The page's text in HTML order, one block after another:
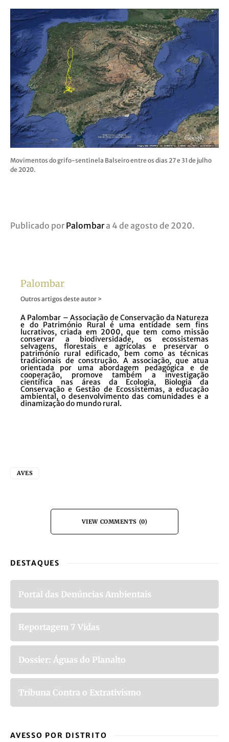
Movimentos do grifo-sentinela Balseiro entre os dias 27 e 31 de julho
de 2020.
Publicado por Palombara 4 de agosto de 2020.
Palombar
Outros artigos deste autor >
A Palombar – Associação de Conservação da Natureza
e do Património Rural é uma entidade sem fins
lucrativos, criada em 2000, que tem como missão
conservar a biodiversidade, os ecossistemas
selvagens, florestais e agrícolas e preservar o
património rural edificado, bem como as técnicas
tradicionais de construção. A associação, que atua
orientada por uma abordagem pedagógica e de
cooperação, promove também a investigação
científica nas áreas da Ecologia, Biologia da
Conservação e Gestão de Ecossistemas, a educação
ambiental, o desenvolvimento das comunidades e a
dinamização do mundo rural.
AVES
VIEW COMMENTS (0)
DESTAQUES
Portal das Denúncias Ambientais
Reportagem 7 Vidas
Dossier: Águas do Planalto
Tribuna Contra o Extrativismo
AVESSO POR DISTRITO